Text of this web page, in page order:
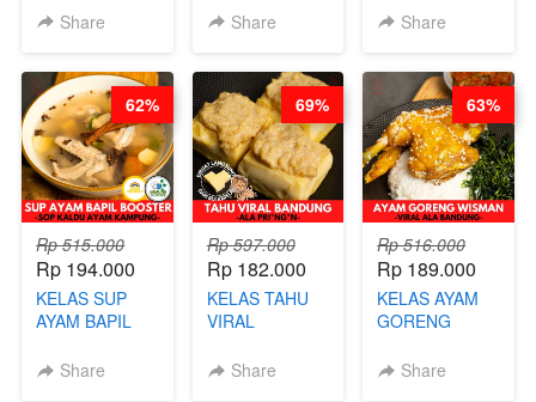
STEAM BUN
CHEF DITA
Share
RADANG &
BARISTA
ARISUDANA
Share
CHIPS -
RENDAH
KALORI
GLUTEN FREE
BY CHEF DITA
Share
Rp 515.000
Rp 194.000
KELAS SUP
AYAM BAPIL
SOP KALDU
Share
62%
Rp 597.000
Rp 182.000
KELAS TAHU
VIRAL
ALA PRI*NG*N
Share
69%
Rp 516.000
Rp 189.000
KELAS AYAM
GORENG
VIRAL ALA
Share
63%